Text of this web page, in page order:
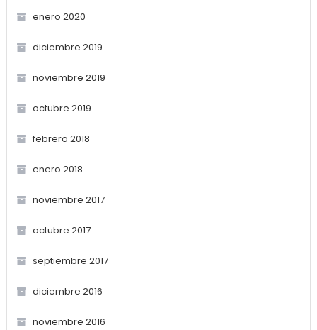
enero 2020
diciembre 2019
noviembre 2019
octubre 2019
febrero 2018
enero 2018
noviembre 2017
octubre 2017
septiembre 2017
diciembre 2016
noviembre 2016